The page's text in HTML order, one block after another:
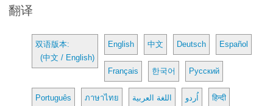
翻译
双语版本:
(中文 / English)
English 中文 Deutsch Español
Français 한국어 Русский
Português ภาษาไทย اللغة العربية اُردو हिन्दी